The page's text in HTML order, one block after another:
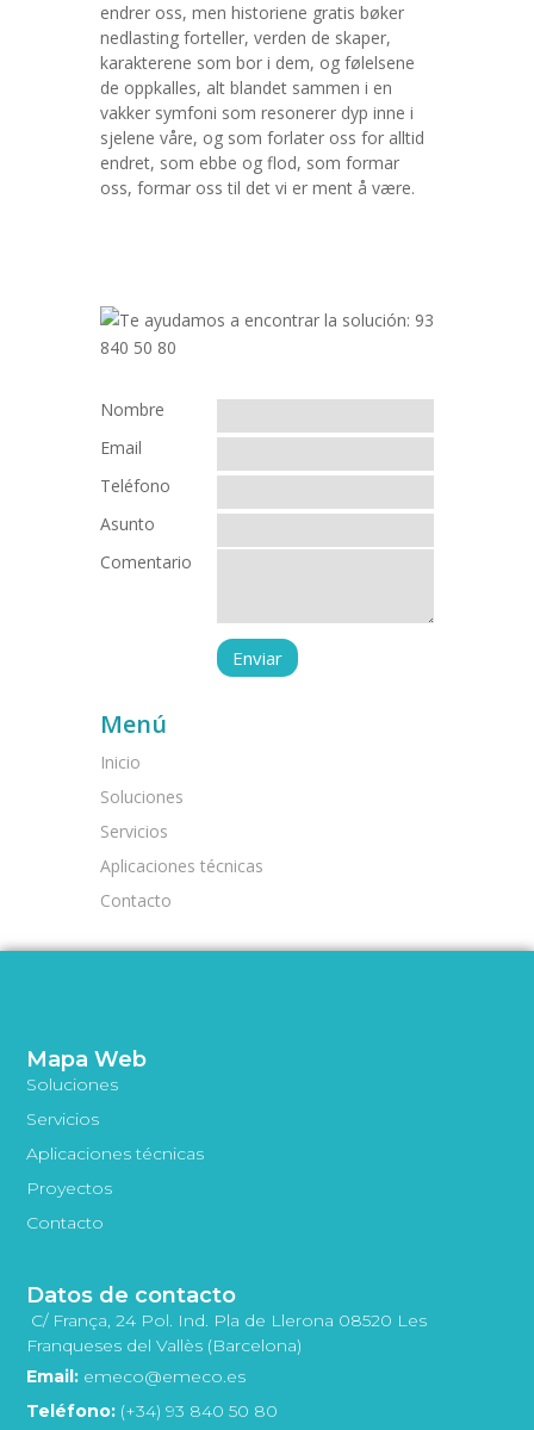
endrer oss, men historiene gratis bøker
nedlasting forteller, verden de skaper,
karakterene som bor i dem, og følelsene
de oppkalles, alt blandet sammen i en
vakker symfoni som resonerer dyp inne i
sjelene våre, og som forlater oss for alltid
endret, som ebbe og flod, som formar
oss, formar oss til det vi er ment å være.
Nombre
Email
Teléfono
Asunto
Comentario
Menú
Inicio
Soluciones
Servicios
Aplicaciones técnicas
Contacto
Mapa Web
Soluciones
Servicios
Aplicaciones técnicas
Proyectos
Contacto
Datos de contacto
C/ França, 24 Pol. Ind. Pla de Llerona 08520 Les
Franqueses del Vallès (Barcelona)
Email: emeco@emeco.es
Teléfono: (+34) 93 840 50 80